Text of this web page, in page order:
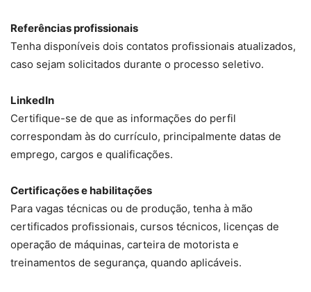
Referências profissionais
Tenha disponíveis dois contatos profissionais atualizados,
caso sejam solicitados durante o processo seletivo.
LinkedIn
Certifique-se de que as informações do perfil
correspondam às do currículo, principalmente datas de
emprego, cargos e qualificações.
Certificações e habilitações
Para vagas técnicas ou de produção, tenha à mão
certificados profissionais, cursos técnicos, licenças de
operação de máquinas, carteira de motorista e
treinamentos de segurança, quando aplicáveis.